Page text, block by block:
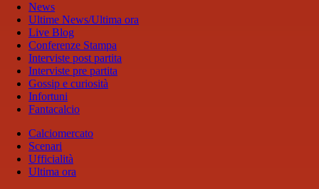
News
Ultime News/Ultima ora
Live Blog
Conferenze Stampa
Interviste post partita
Interviste pre partita
Gossip e curiosità
Infortuni
Fantacalcio
Calciomercato
Scenari
Ufficialità
Ultima ora